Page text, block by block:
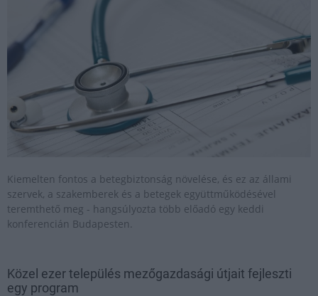
Kiemelten fontos a betegbiztonság növelése, és ez az állami
szervek, a szakemberek és a betegek együttműködésével
teremthető meg - hangsúlyozta több előadó egy keddi
konferencián Budapesten.
Közel ezer település mezőgazdasági útjait fejleszti
egy program